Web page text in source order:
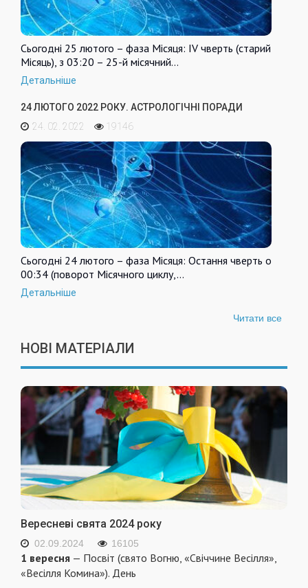
Сьогодні 25 лютого – фаза Місяця: IV чверть (старий
Місяць), з 03:20 – 25-й місячний…
Детальніше
24 ЛЮТОГО 2022 РОКУ. АСТРОЛОГІЧНІ ПОРАДИ
24. 02. 2022
19146
Сьогодні 24 лютого – фаза Місяця: Остання чверть о
00:34 (поворот Місячного циклу,…
Детальніше
Читати все
НОВІ МАТЕРІАЛИ
Вересневі свята 2024 року
02.09.2024 16105
1 вересня — Посвіт (свято Вогню, «Свіччине Весілля»,
«Весілля Комина»). День